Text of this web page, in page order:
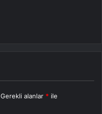
Gerekli alanlar * ile